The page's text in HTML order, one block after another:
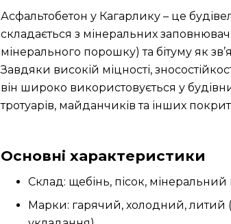
Асфальтобетон у Кагарлику – це
складається з мінеральних
мінерального порошку) та бітуму як
Завдяки високій міцності,
він широко використовується у
тротуарів, майданчиків та інших
Основні характеристики
Склад: щебінь, пісок, мінеральний
Марки: гарячий, холодний, литий